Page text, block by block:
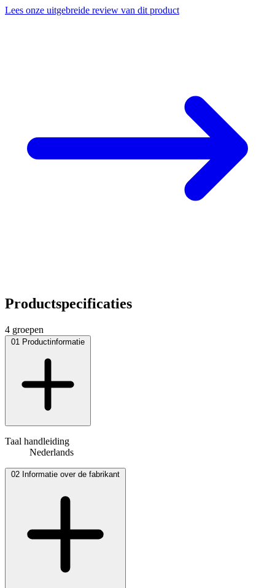
Lees onze uitgebreide review van dit product
Productspecificaties
4 groepen
01 Productinformatie
Taal handleiding
Nederlands
02 Informatie over de fabrikant